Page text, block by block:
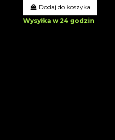
Dodaj do koszyka
Wysyłka w 24 godzin